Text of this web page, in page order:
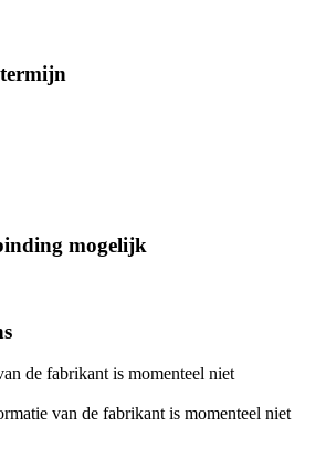
mogelijk
de fabrikant is momenteel niet
van de fabrikant is momenteel niet